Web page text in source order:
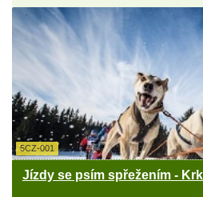
5CZ-001
Jízdy se psím spřežením -